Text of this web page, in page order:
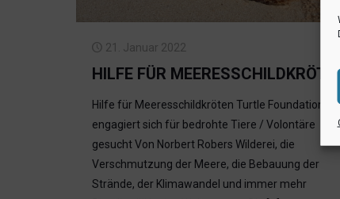
21. Januar 2022
HILFE FÜR
Hilfe für Meeresschildkröten Turtle Foundation
engagiert sich für bedrohte Tiere / Volontäre
gesucht Von Norbert Robers Wilderei, die
Verschmutzung der Meere, die Bebauung der
Strände, der Klimawandel und immer mehr